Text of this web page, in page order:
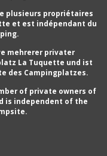
plusieurs propriétaires
et est indépendant du
mehrerer privater
La Tuquette und ist
des Campingplatzes.
of private owners of
is independent of the